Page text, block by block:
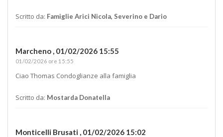
Scritto da: Famiglie Arici Nicola, Severino e Dario
Marcheno , 01/02/2026 15:55
01/02/2026 ore 15:55
Ciao Thomas Condoglianze alla famiglia
Scritto da: Mostarda Donatella
Monticelli Brusati , 01/02/2026 15:02